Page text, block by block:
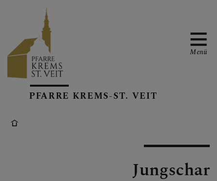
PFARRTEAM &
KONTAKT
ARBEITSKREISE
PFARRE KREMS-ST. VEIT
Menü
Jungschar